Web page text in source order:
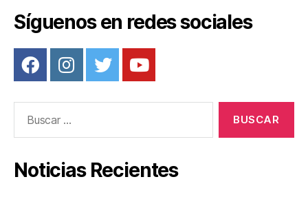
o
k
Síguenos en redes sociales
Noticias Recientes